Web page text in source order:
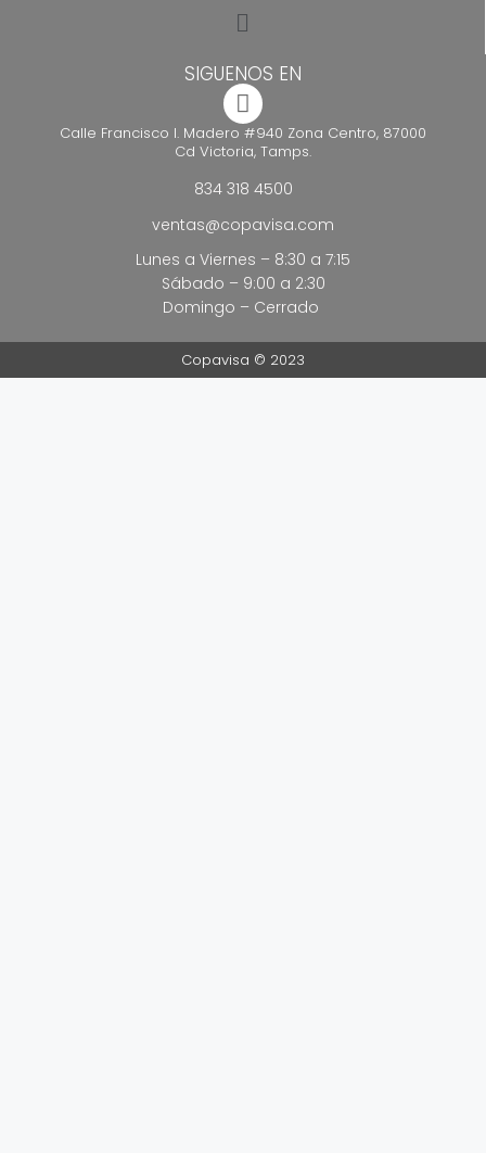
SIGUENOS EN
Calle Francisco I. Madero #940 Zona Centro, 87000
Cd Victoria, Tamps.
834 318 4500
ventas@copavisa.com
Lunes a Viernes – 8:30 a 7:15
Sábado – 9:00 a 2:30
Domingo – Cerrado
Copavisa © 2023